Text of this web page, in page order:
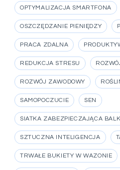
OPTYMALIZACJA SMARTFONA
OSZCZĘDZANIE PIENIĘDZY
PRACA ZDALNA
REDUKCJA STRESU
ROZWÓJ ZAWODOWY
SAMOPOCZUCIE SEN
SIATKA ZABEZPIECZAJĄCA
SZTUCZNA INTELIGENCJA
TRWAŁE BUKIETY W WAZONIE